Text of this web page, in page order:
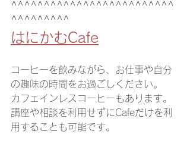
^^^^^^^^^^^^^^^^^^^^^^^^^
^^^^^^^^^
はにかむCafe
コーヒーを飲みながら、お仕事や自分
の趣味の時間をお過ごしください。
カフェインレスコーヒーもあります。
講座や相談を利用せずにCafeだけを利
用することも可能です。